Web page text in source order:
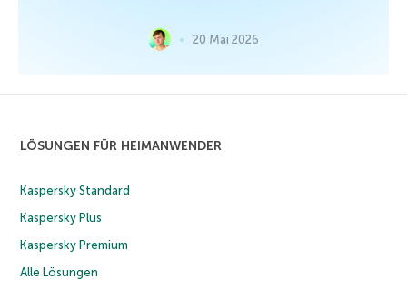
20 Mai 2026
LÖSUNGEN FÜR HEIMANWENDER
Kaspersky Standard
Kaspersky Plus
Kaspersky Premium
Alle Lösungen